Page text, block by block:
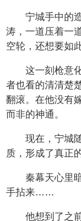
宁城手中的
涛，一道压着一
空轮，还想要如
这一刻枪意
者也看的清清楚
翻滚。在他没有
而非的神通。
现在，宁城
质，形成了真正
秦幕天心里
手拈来……
他想到了之